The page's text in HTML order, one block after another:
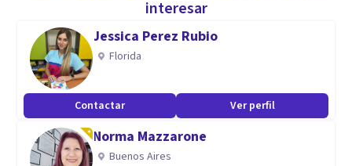
interesar
Jessica Perez Rubio
Florida
Contactar Ver perfil
Norma Mazzarone
Buenos Aires